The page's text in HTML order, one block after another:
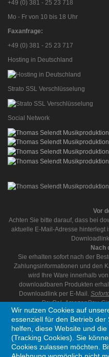
+49 (0) 381 - 25 23 718
Mo - Fr von 10 bis 18 Uhr
Faxanfrage:
+49 (0) 381 - 25 23 717
Hosting in Deutschland
Strato SSL Verschlüsselung
Social Network
Vor
Achten Sie bitte darauf, dass bei
aktuelle E-Mail-Adresse hinterlegt
Nach
Sie erhalten sofort nach der
Zahlungsinformationen und den
wird Ihre Ware innerhalb
downloadbaren Produkten
Downloadlink per E-Mail.
PayPal, AmazonPay,
Wir nutzen Cookies auf
essenziell für den Betrieb
helfen, diese Website und
(Tracking Cookies). Sie
Cookies zulassen möchten.